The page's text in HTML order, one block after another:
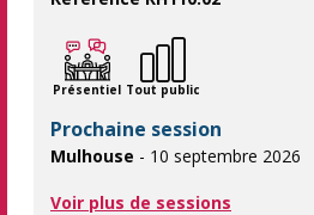
Réussir l'intégration d'un
Présentiel Tout public
Prochaine session
Mulhouse - 10 septembre 2026
Voir plus de sessions